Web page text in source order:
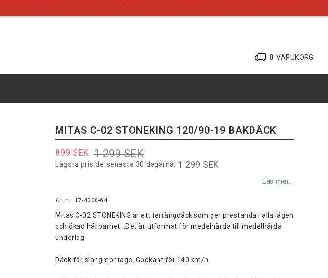
0 VARUKORG
MITAS C-02 STONEKING 120/90-19 BAKDÄCK
1 299 SEK
899 SEK
Lägsta pris de senaste 30 dagarna 1 299 SEK
Läs mer...
Art.nr: 17-4000-64
Mitas C-02 STONEKING är ett terrängdäck som ger prestanda i alla lägen
och ökad hållbarhet. .Det är utformat för medelhårda till medelhårda
underlag.
Däck för slangmontage. Godkänt för 140 km/h.